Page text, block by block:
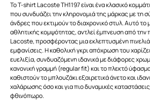
Το T-shirt Lacoste TH1197 είναι ένα κλασικό
που συνδυάζει την κληρονομιά της μάρκας με τη
άνδρες που εκτιμούν το διαχρονικό στυλ. Αυτό το
αθλητικής κομψότητας, αντλεί έμπνευση από την
Lacoste, προσφέροντας μια εκλεπτυσμένη
εμφανίσεις. Η καθολική γκρι απόχρωση του
ευελιξία, συνδυαζόμενη ιδανικά με διάφορες
κανονική γραμμή (regular fit) και το πλεκτό
καθιστούν το μπλουζάκι εξαιρετικά άνετο και
χαλάρωσης όσο και για πιο δυναμικές
φθινόπωρο.